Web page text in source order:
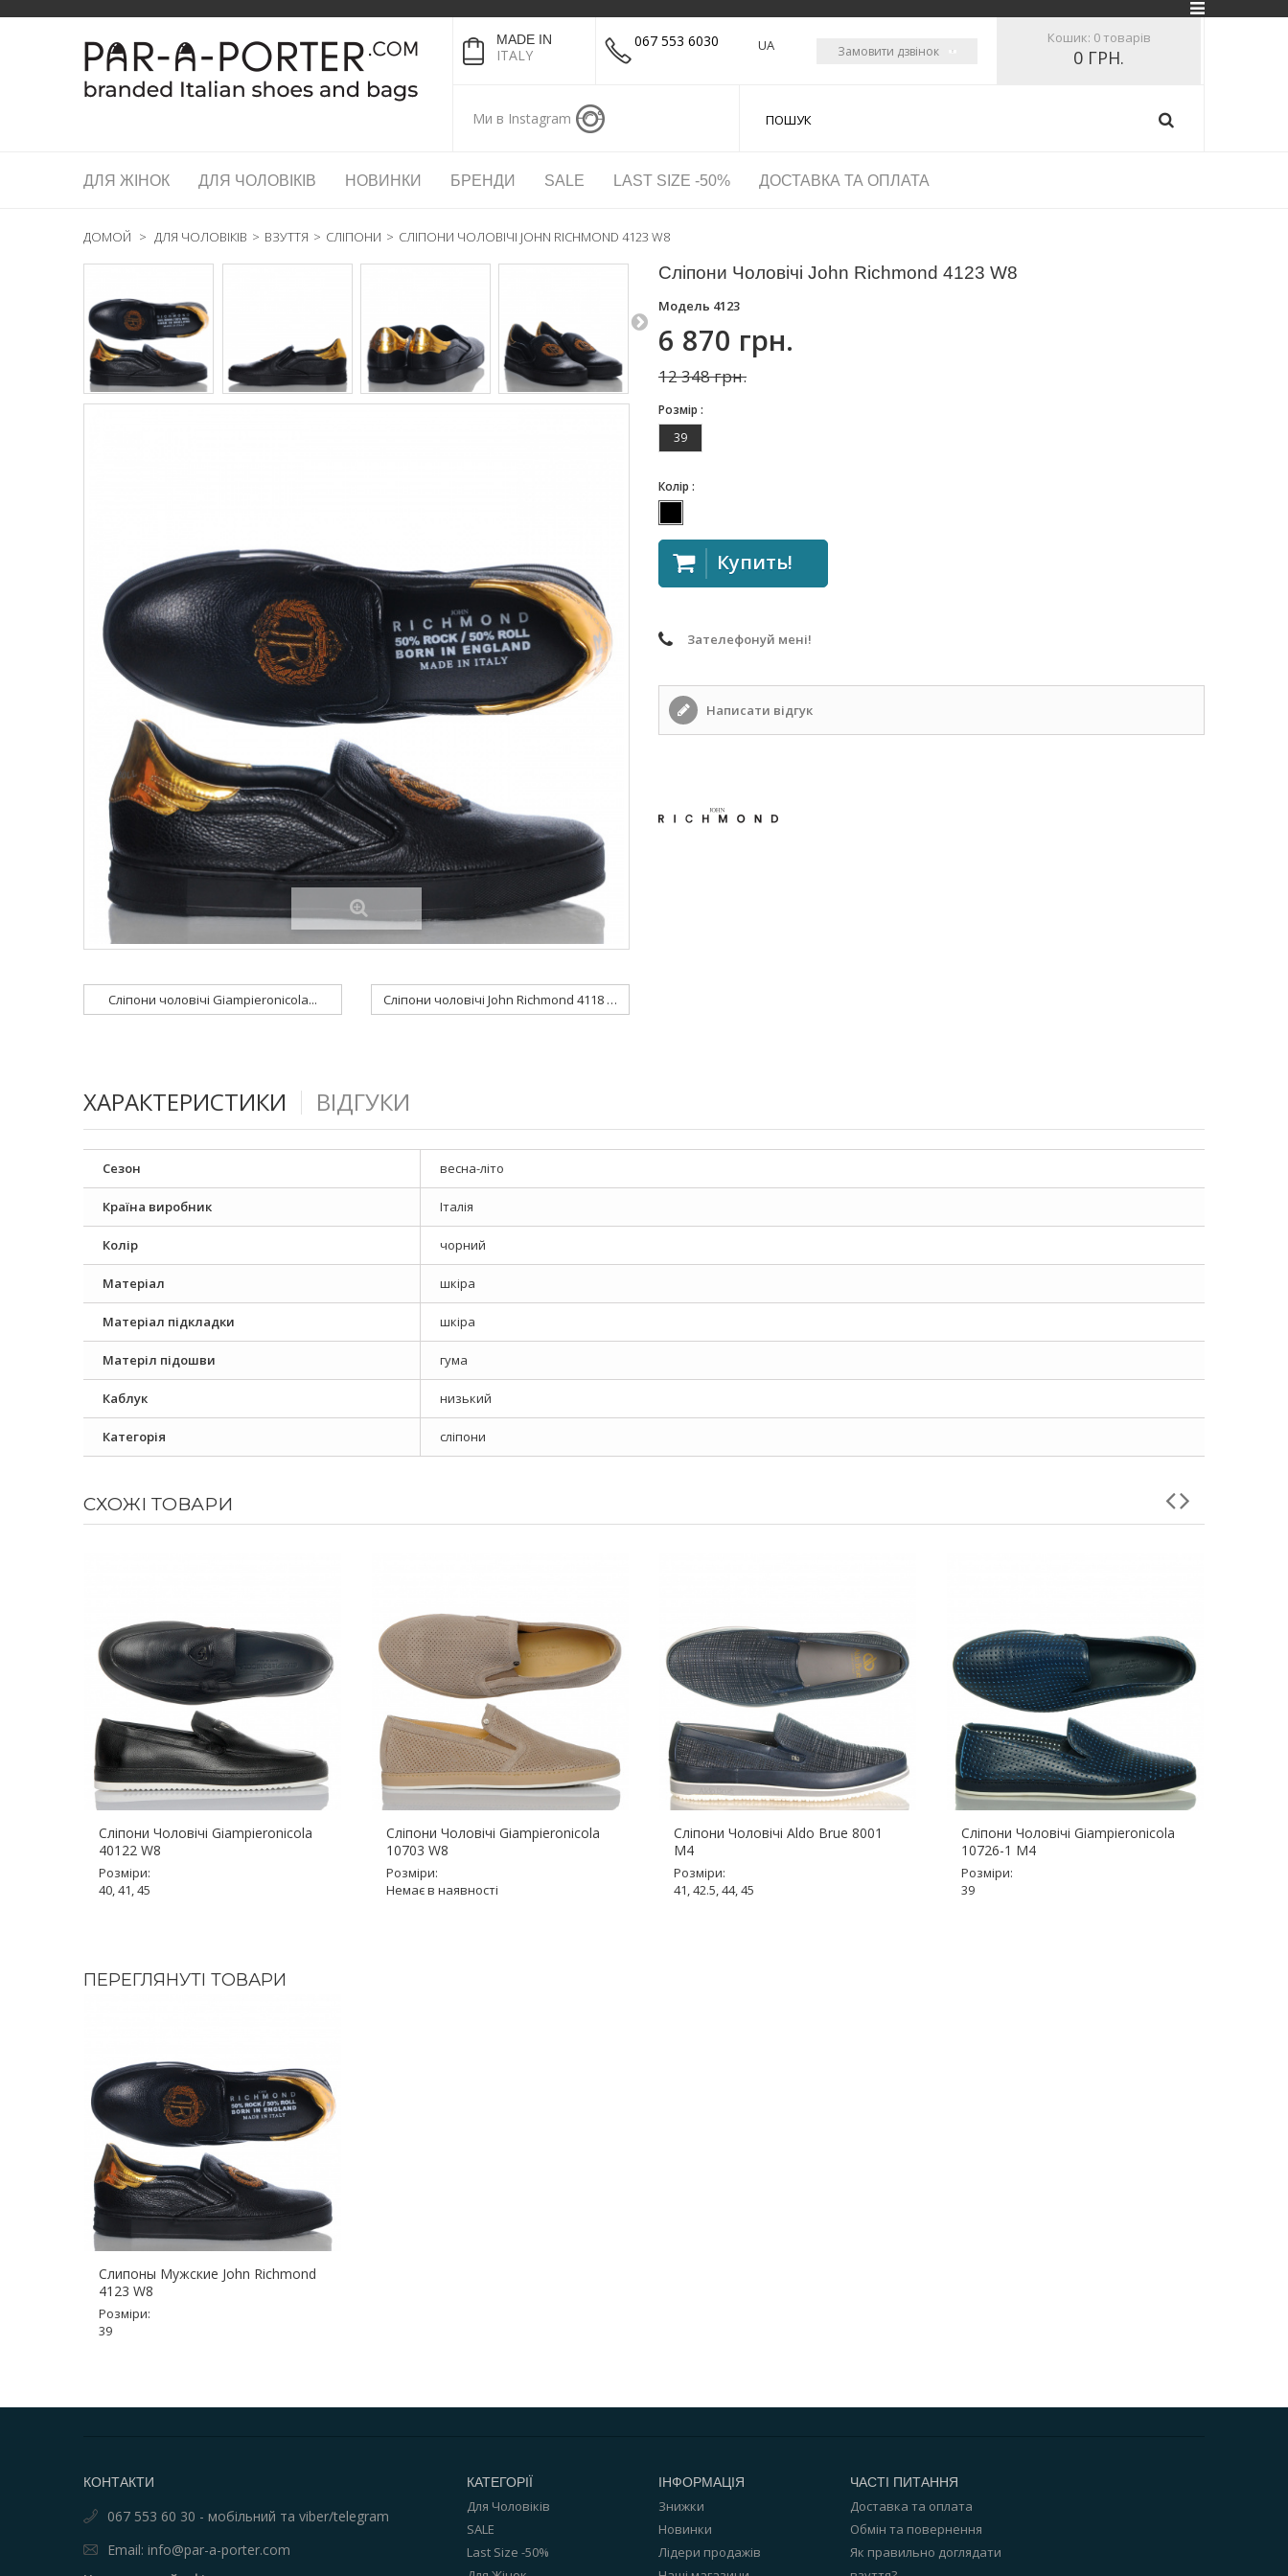
MADE IN
ITALY
067 553 6030
Ми в Instagram
UA Замовити дзвінок
Кошик: 0 товарів
0 ГРН.
ДЛЯ ЖІНОК ДЛЯ ЧОЛОВІКІВ НОВИНКИ БРЕНДИ SALE LAST SIZE -50% ДОСТАВКА ТА ОПЛАТА
ДОМОЙ > ДЛЯ ЧОЛОВІКІВ > ВЗУТТЯ > СЛІПОНИ > СЛІПОНИ ЧОЛОВІЧІ JOHN RICHMOND 4123 W8
Сліпони чоловічі Giampieronicola... Сліпони чоловічі John Richmond 4118 W8
Сліпони Чоловічі John Richmond 4123 W8
Модель 4123
6 870 грн.
12 348 грн.
Розмір :
39
Колір :
Купить!
Зателефонуй мені!
Написати відгук
ХАРАКТЕРИСТИКИ ВІДГУКИ
Сезон весна-літо
Країна виробник Італія
Колір чорний
Матеріал шкіра
Матеріал підкладки шкіра
Матеріл підошви гума
Каблук низький
Категорія сліпони
СХОЖІ ТОВАРИ
Сліпони Чоловічі Giampieronicola
40122 W8
Розміри:
40, 41, 45
Сліпони Чоловічі Giampieronicola
10703 W8
Розміри:
Немає в наявності
Сліпони Чоловічі Aldo Brue 8001
M4
Розміри:
41, 42.5, 44, 45
Сліпони Чоловічі Giampieronicola
10726-1 M4
Розміри:
39
ПЕРЕГЛЯНУТІ ТОВАРИ
Слипоны Мужские John Richmond
4123 W8
Розміри:
39
КОНТАКТИ
067 553 60 30 - мобільний та viber/telegram
Email: info@par-a-porter.com
КАТЕГОРІЇ
Для Чоловіків
SALE
Last Size -50%
ІНФОРМАЦІЯ
Знижки
Новинки
Лідери продажів
ЧАСТІ ПИТАННЯ
Доставка та оплата
Обмін та повернення
Як правильно доглядати